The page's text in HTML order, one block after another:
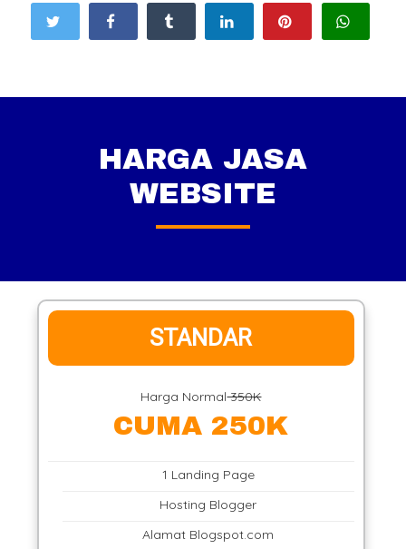
HARGA JASA
WEBSITE
STANDAR
Harga Normal350K
CUMA 250K
1 Landing Page
Hosting Blogger
Alamat Blogspot.com